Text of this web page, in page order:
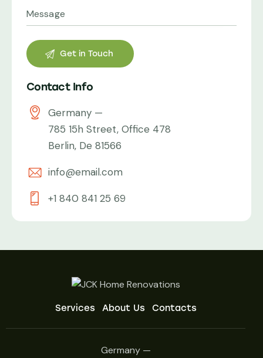
Contact Info
Germany —
785 15h Street, Office 478
Berlin, De 81566
info@email.com
+1 840 841 25 69
Services About Us Contacts
Germany —